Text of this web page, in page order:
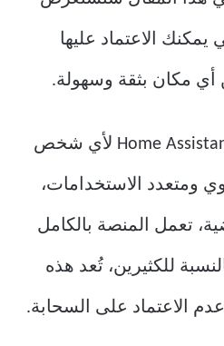
الاعتماد عليها
مكان بثقة وسهولة.
من السهل التوصية بـ Home Assistant لأي شخص
ومتعدد الاستخدامات،
تعمل المنصة بالكامل
للكثيرين، تُعد هذه
الاعتماد على السحابة.